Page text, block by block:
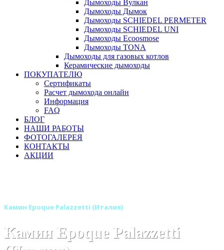
Дымоходы Вулкан
Дымоходы Дымок
Дымоходы SCHIEDEL PERMETER
Дымоходы SCHIEDEL UNI
Дымоходы Ecoosmose
Дымоходы TONA
Дымоходы для газовых котлов
Керамические дымоходы
ПОКУПАТЕЛЮ
Сертификаты
Расчет дымохода онлайн
Информация
FAQ
БЛОГ
НАШИ РАБОТЫ
ФОТОГАЛЕРЕЯ
КОНТАКТЫ
АКЦИИ
Камин Epoque Palazzetti (Италия)
Камин Epoque Palazzetti